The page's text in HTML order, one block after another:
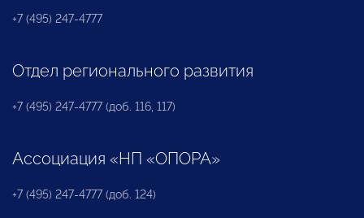
+7 (495) 247-4777
Отдел регионального развития
+7 (495) 247-4777 (доб. 116, 117)
Ассоциация «НП «ОПОРА»
+7 (495) 247-4777 (доб. 124)